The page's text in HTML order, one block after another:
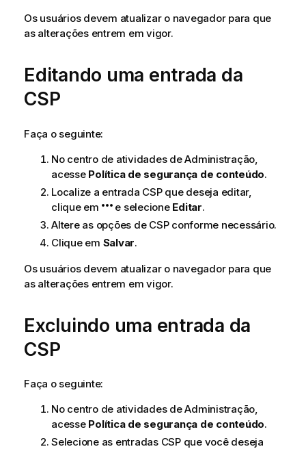
f
o
m
a
a
Os usuários devem atualizar o navegador para que
as alterações entrem em vigor.
Editando uma entrada da
CSP
Faça o seguinte:
No centro de atividades deAdministração
acesse Política de segurança de conteúdo.
Localize a entrada CSPque deseja editar,
clique em
e selecione Editar.
Altere as opções de CSPconforme necessário.
Clique em Salvar.
Os usuários devem atualizar o navegador para que
as alterações entrem em vigor.
Excluindo uma entrada da
CSP
Faça o seguinte:
No centro de atividades deAdministração,
acesse Política de segurança de conteúdo.
Selecione as entradas CSPque você deseja